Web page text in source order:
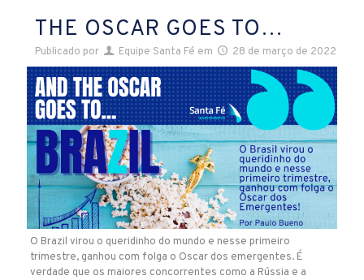
THE OSCAR GOES TO…
Publicado por Equipe Santa Fé em 28 de março de 2022
O Brazil virou o queridinho do mundo e nesse primeiro
trimestre, ganhou com folga o Oscar dos emergentes. É
verdade que os maiores concorrentes como a Rússia e a